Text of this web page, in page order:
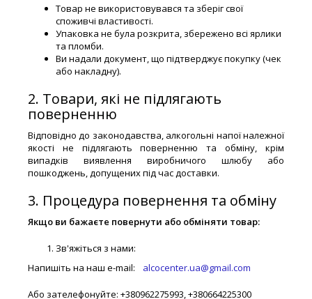
Товар не використовувався та зберіг свої
споживчі властивості.
Упаковка не була розкрита, збережено всі ярлики
та пломби.
Ви надали документ, що підтверджує покупку (чек
або накладну).
2. Товари, які не підлягають
поверненню
Відповідно до законодавства, алкогольні напої належної
якості не підлягають поверненню та обміну, крім
випадків виявлення виробничого шлюбу або
пошкоджень, допущених під час доставки.
3. Процедура повернення та обміну
Якщо ви бажаєте повернути або обміняти товар:
Зв'яжіться з нами:
Напишіть на наш e-mail:
alcocenter.ua@gmail.com
Або зателефонуйте: +380962275993, +380664225300